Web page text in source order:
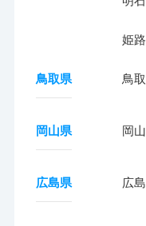
姫路
鳥取県 鳥取
岡山県 岡山
広島県 広島